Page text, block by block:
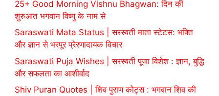
25+ Good Morning Vishnu Bhagwan: दिन की
शुरुआत भगवान विष्णु के नाम से
Saraswati Mata Status | सरस्वती माता स्टेटस: भक्ति
और ज्ञान से भरपूर प्रेरणादायक विचार
Saraswati Puja Wishes | सरस्वती पूजा विशेश : ज्ञान, बुद्धि
और सफलता का आशीर्वाद
Shiv Puran Quotes | शिव पुराण कोट्स : भगवान शिव की